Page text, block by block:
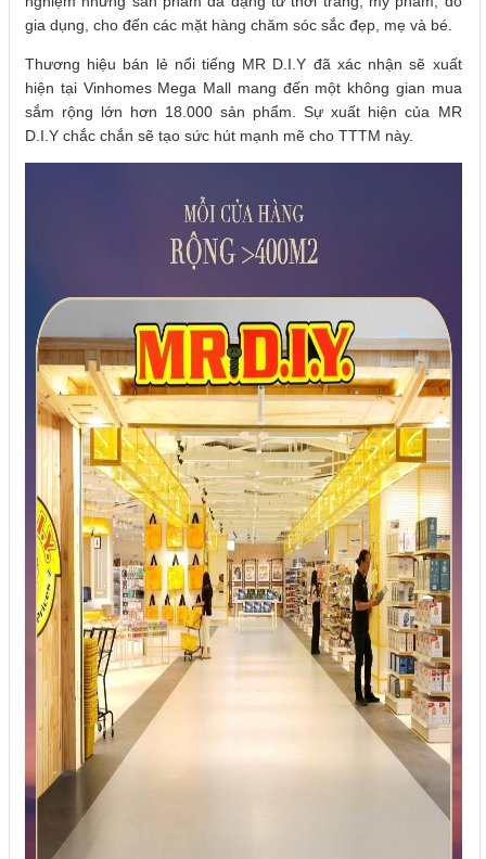
gia dụng, cho đến các mặt hàng chăm sóc sắc đẹp, mẹ và bé.
Thương hiệu bán lẻ nổi tiếng MR D.I.Y đã xác nhận sẽ xuất
hiện tại Vinhomes Mega Mall mang đến một không gian mua
sắm rộng lớn hơn 18.000 sản phẩm. Sự xuất hiện của MR
D.I.Y chắc chắn sẽ tạo sức hút mạnh mẽ cho TTTM này.